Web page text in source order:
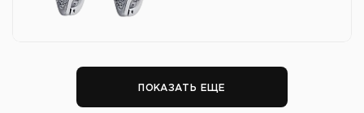
ПОКАЗАТЬ ЕЩЕ